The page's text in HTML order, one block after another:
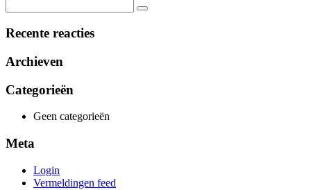
Recente reacties
Archieven
Categorieën
Geen categorieën
Meta
Login
Vermeldingen feed